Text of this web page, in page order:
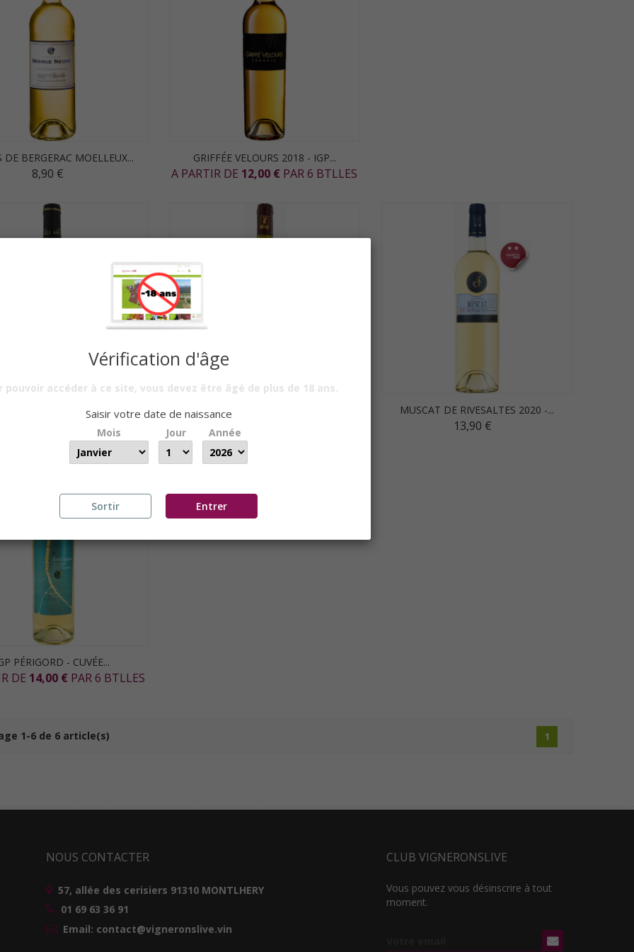
DE BERGERAC MOELLEUX...
8,90 €
GRIFFÉE VELOURS 2018 - IGP...
A PARTIR DE 12,00 € PAR 6 BTLLES
CORSE - VILLA ANGELI...
PAR 6 BTLLES
PINOT GRIS 2021 - CUVÉE...
A PARTIR DE
MUSCAT DE RIVESALTES 2020 -...
13,90 €
PÉRIGORD - CUVÉE...
DE 14,00 € PAR 6 BTLLES
1-6 de 6 article(s) 1
NOUS CONTACTER
57, allée des cerisiers 91310 MONTLHERY
01 69 63 36 91
Email: contact@vigneronslive.vin
CLUB VIGNERONSLIVE
Vous pouvez vous désinscrire à tout
moment.
Vérification d'âge
pouvoir accéder à ce site, vous devez être âgé de plus de 18 ans.
Saisir votre date de naissance
Mois Jour Année
Sortir Entrer